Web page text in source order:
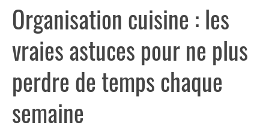
Organisation cuisine : les
vraies astuces pour ne plus
perdre de temps chaque
semaine